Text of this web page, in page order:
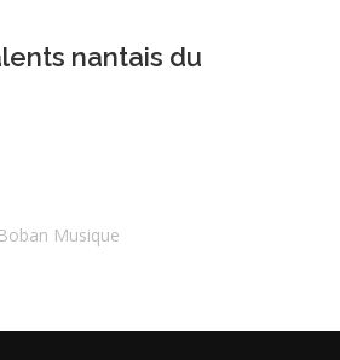
nantais du
Boban Musique